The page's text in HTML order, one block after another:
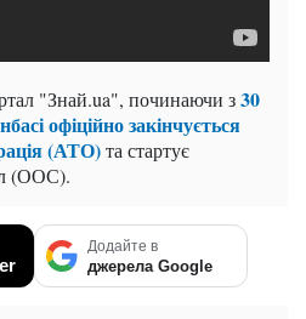
"Знай.ua", починаючи з30
офіційно закінчується
(АТО)та стартує
(ООС).
Додайте в
джерела Google